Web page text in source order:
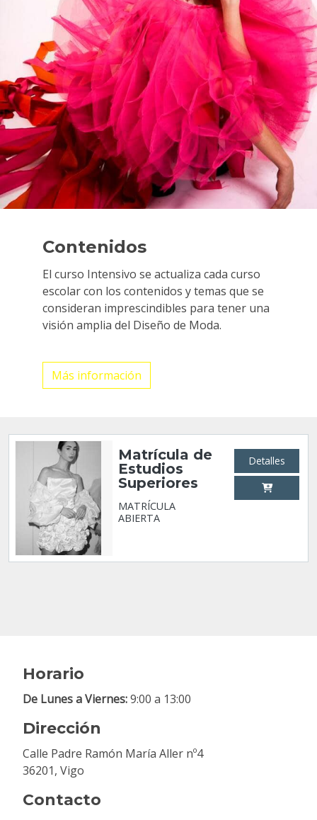
Contenidos
El curso Intensivo se actualiza cada curso
escolar con los contenidos y temas que se
consideran imprescindibles para tener una
visión amplia del Diseño de Moda.
Más información
Matrícula de
Estudios
Superiores
MATRÍCULA
ABIERTA
Detalles
Horario
De Lunes a Viernes:9:00 a 13:00
Dirección
Calle Padre Ramón María Aller nº4
36201, Vigo
Contacto